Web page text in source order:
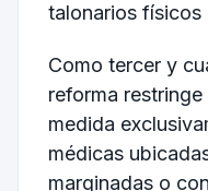
talonarios físicos
Como tercer y
reforma
medida
médicas
marginadas o